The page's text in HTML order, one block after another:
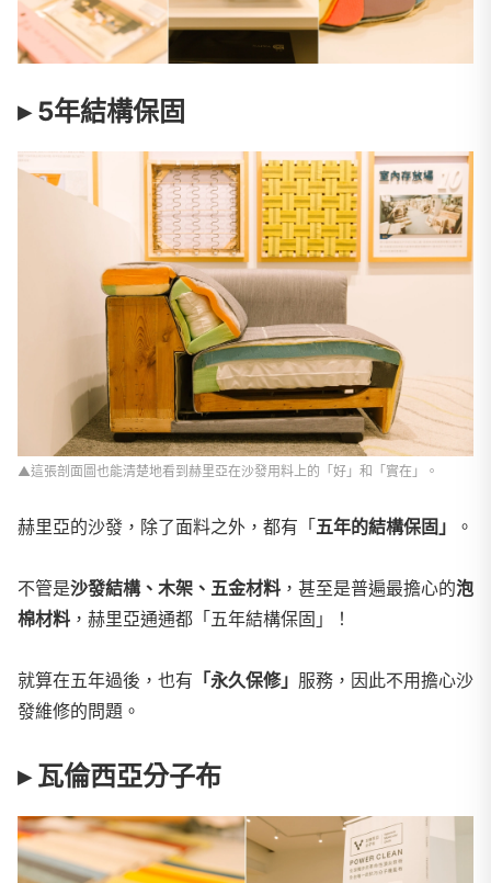
▸ 5年結構保固
▲這張剖面圖也能清楚地看到赫里亞在沙發用料上的「好」和「實在」。
赫里亞的沙發，除了面料之外，都有「五年的結構保固」 。
不管是沙發結構、木架、五金材料 ，甚至是普遍最擔心的泡
棉材料 ，赫里亞通通都「五年結構保固」！
就算在五年過後，也有 「永久保修」 服務，因此不用擔心沙
發維修的問題。
▸ 瓦倫西亞分子布